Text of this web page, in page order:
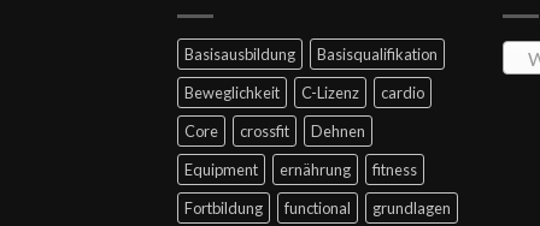
Basisausbildung
Basisqualifikation
Beweglichkeit
C-Lizenz
cardio
Core
crossfit
Dehnen
Equipment
ernährung
fitness
Fortbildung
functional
grundlagen